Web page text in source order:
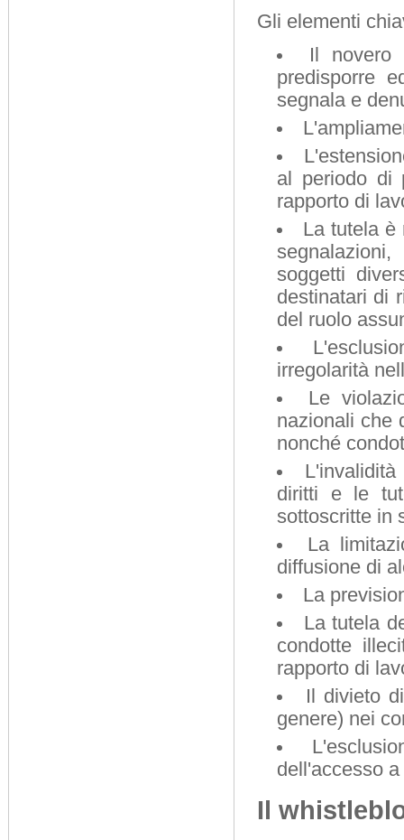
Gli elementi
Il novero
predisporre
segnala e
al periodo di
rapporto di
La tutela è
soggetti
destinatari di
del ruolo
irregolarità
Le
nazionali che
nonché
diritti e le
sottoscritte in
La
diffusione di
La
La tutela
condotte
rapporto di
Il divieto
genere) nei
dell'accesso
Il